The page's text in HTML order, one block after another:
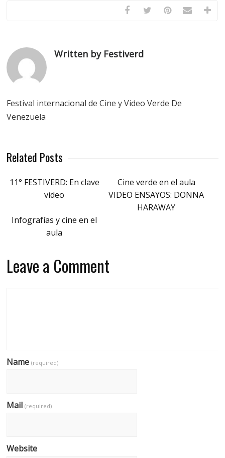
Written by Festiverd
Festival internacional de Cine y Video Verde De
Venezuela
Related Posts
11° FESTIVERD: En clave
video
Cine verde en el aula
VIDEO ENSAYOS: DONNA
HARAWAY
Infografías y cine en el
aula
Leave a Comment
Name(required)
Mail(required)
Website